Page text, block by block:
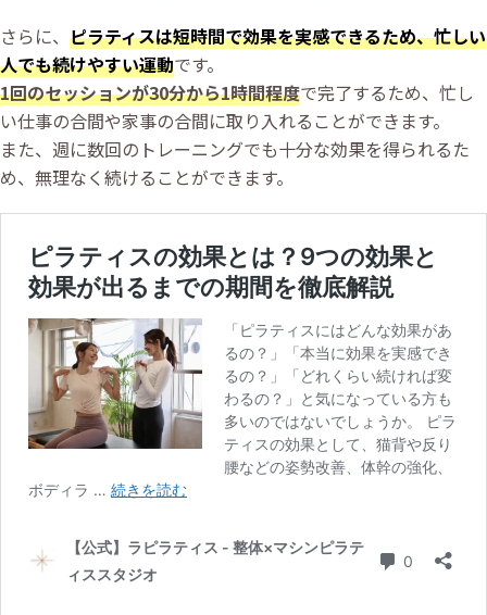
さらに、 ピラティスは短時間で効果を実感できるため、忙しい
人でも続けやすい運動です。
1回のセッションが30分から1時間程度で完了するため、忙し
い仕事の合間や家事の合間に取り入れることができます。
また、週に数回のトレーニングでも十分な効果を得られるた
め、無理なく続けることができます。